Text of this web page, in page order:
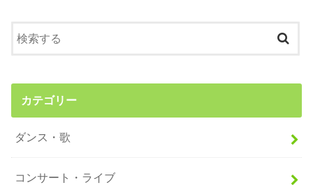
カテゴリー
ダンス・歌
コンサート・ライブ